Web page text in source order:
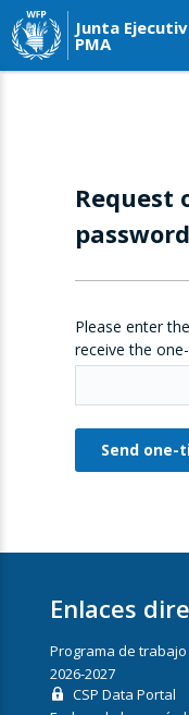
Junta
PMA
Request
password
Please enter
receive the
Enlaces
Programa de
2026-2027
CSP Data Portal